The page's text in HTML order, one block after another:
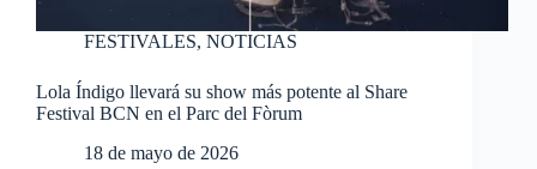
FESTIVALES, NOTICIAS
Lola Índigo llevará su show más potente al Share
Festival BCN en el Parc del Fòrum
18 de mayo de 2026